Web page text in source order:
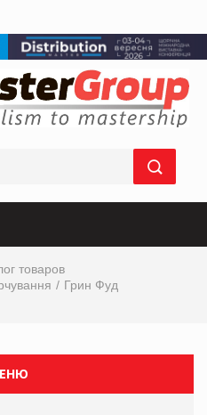
товаров
Грин Фуд